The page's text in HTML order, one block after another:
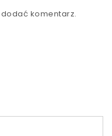
komentarz.